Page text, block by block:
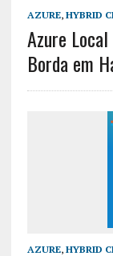
AZURE, HYBRID
Azure
Borda em
AZURE, HYBRID